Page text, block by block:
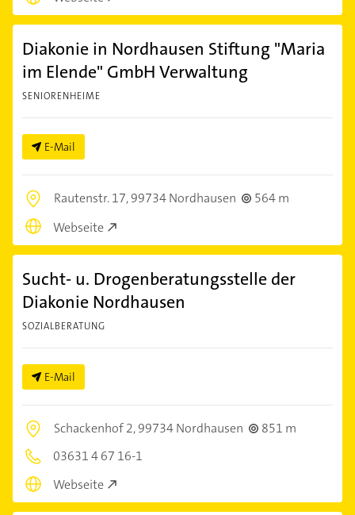
Diakonie in Nordhausen Stiftung "Maria
im Elende" GmbH Verwaltung
SENIORENHEIME
E-Mail
Rautenstr. 17,99734 Nordhausen
564 m
Webseite
Sucht- u. Drogenberatungsstelle der
Diakonie Nordhausen
SOZIALBERATUNG
E-Mail
Schackenhof 2,99734 Nordhausen
851 m
03631 4 67 16-1
Webseite